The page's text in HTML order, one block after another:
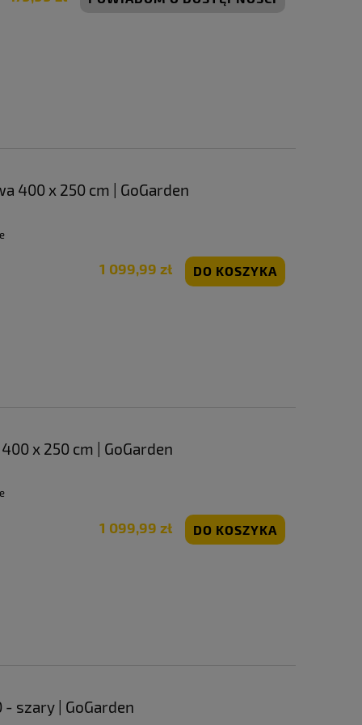
400 x 250 cm | GoGarden
1 099,99 zł DO KOSZYKA
x 250 cm | GoGarden
1 099,99 zł DO KOSZYKA
szary | GoGarden